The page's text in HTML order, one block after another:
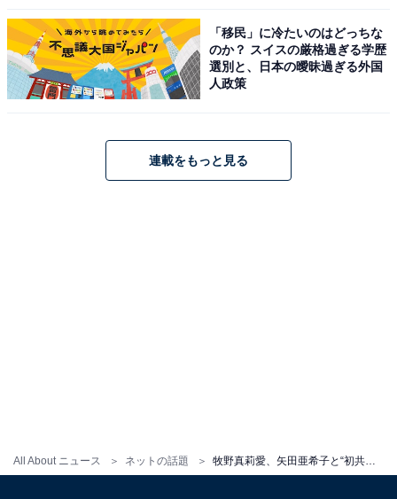
All About ニュース ネットの話題
「移民」に冷たいのはどっちな
のか？ スイスの厳格過ぎる学歴
選別と、日本の曖昧過ぎる外国
人政策
連載をもっと見る